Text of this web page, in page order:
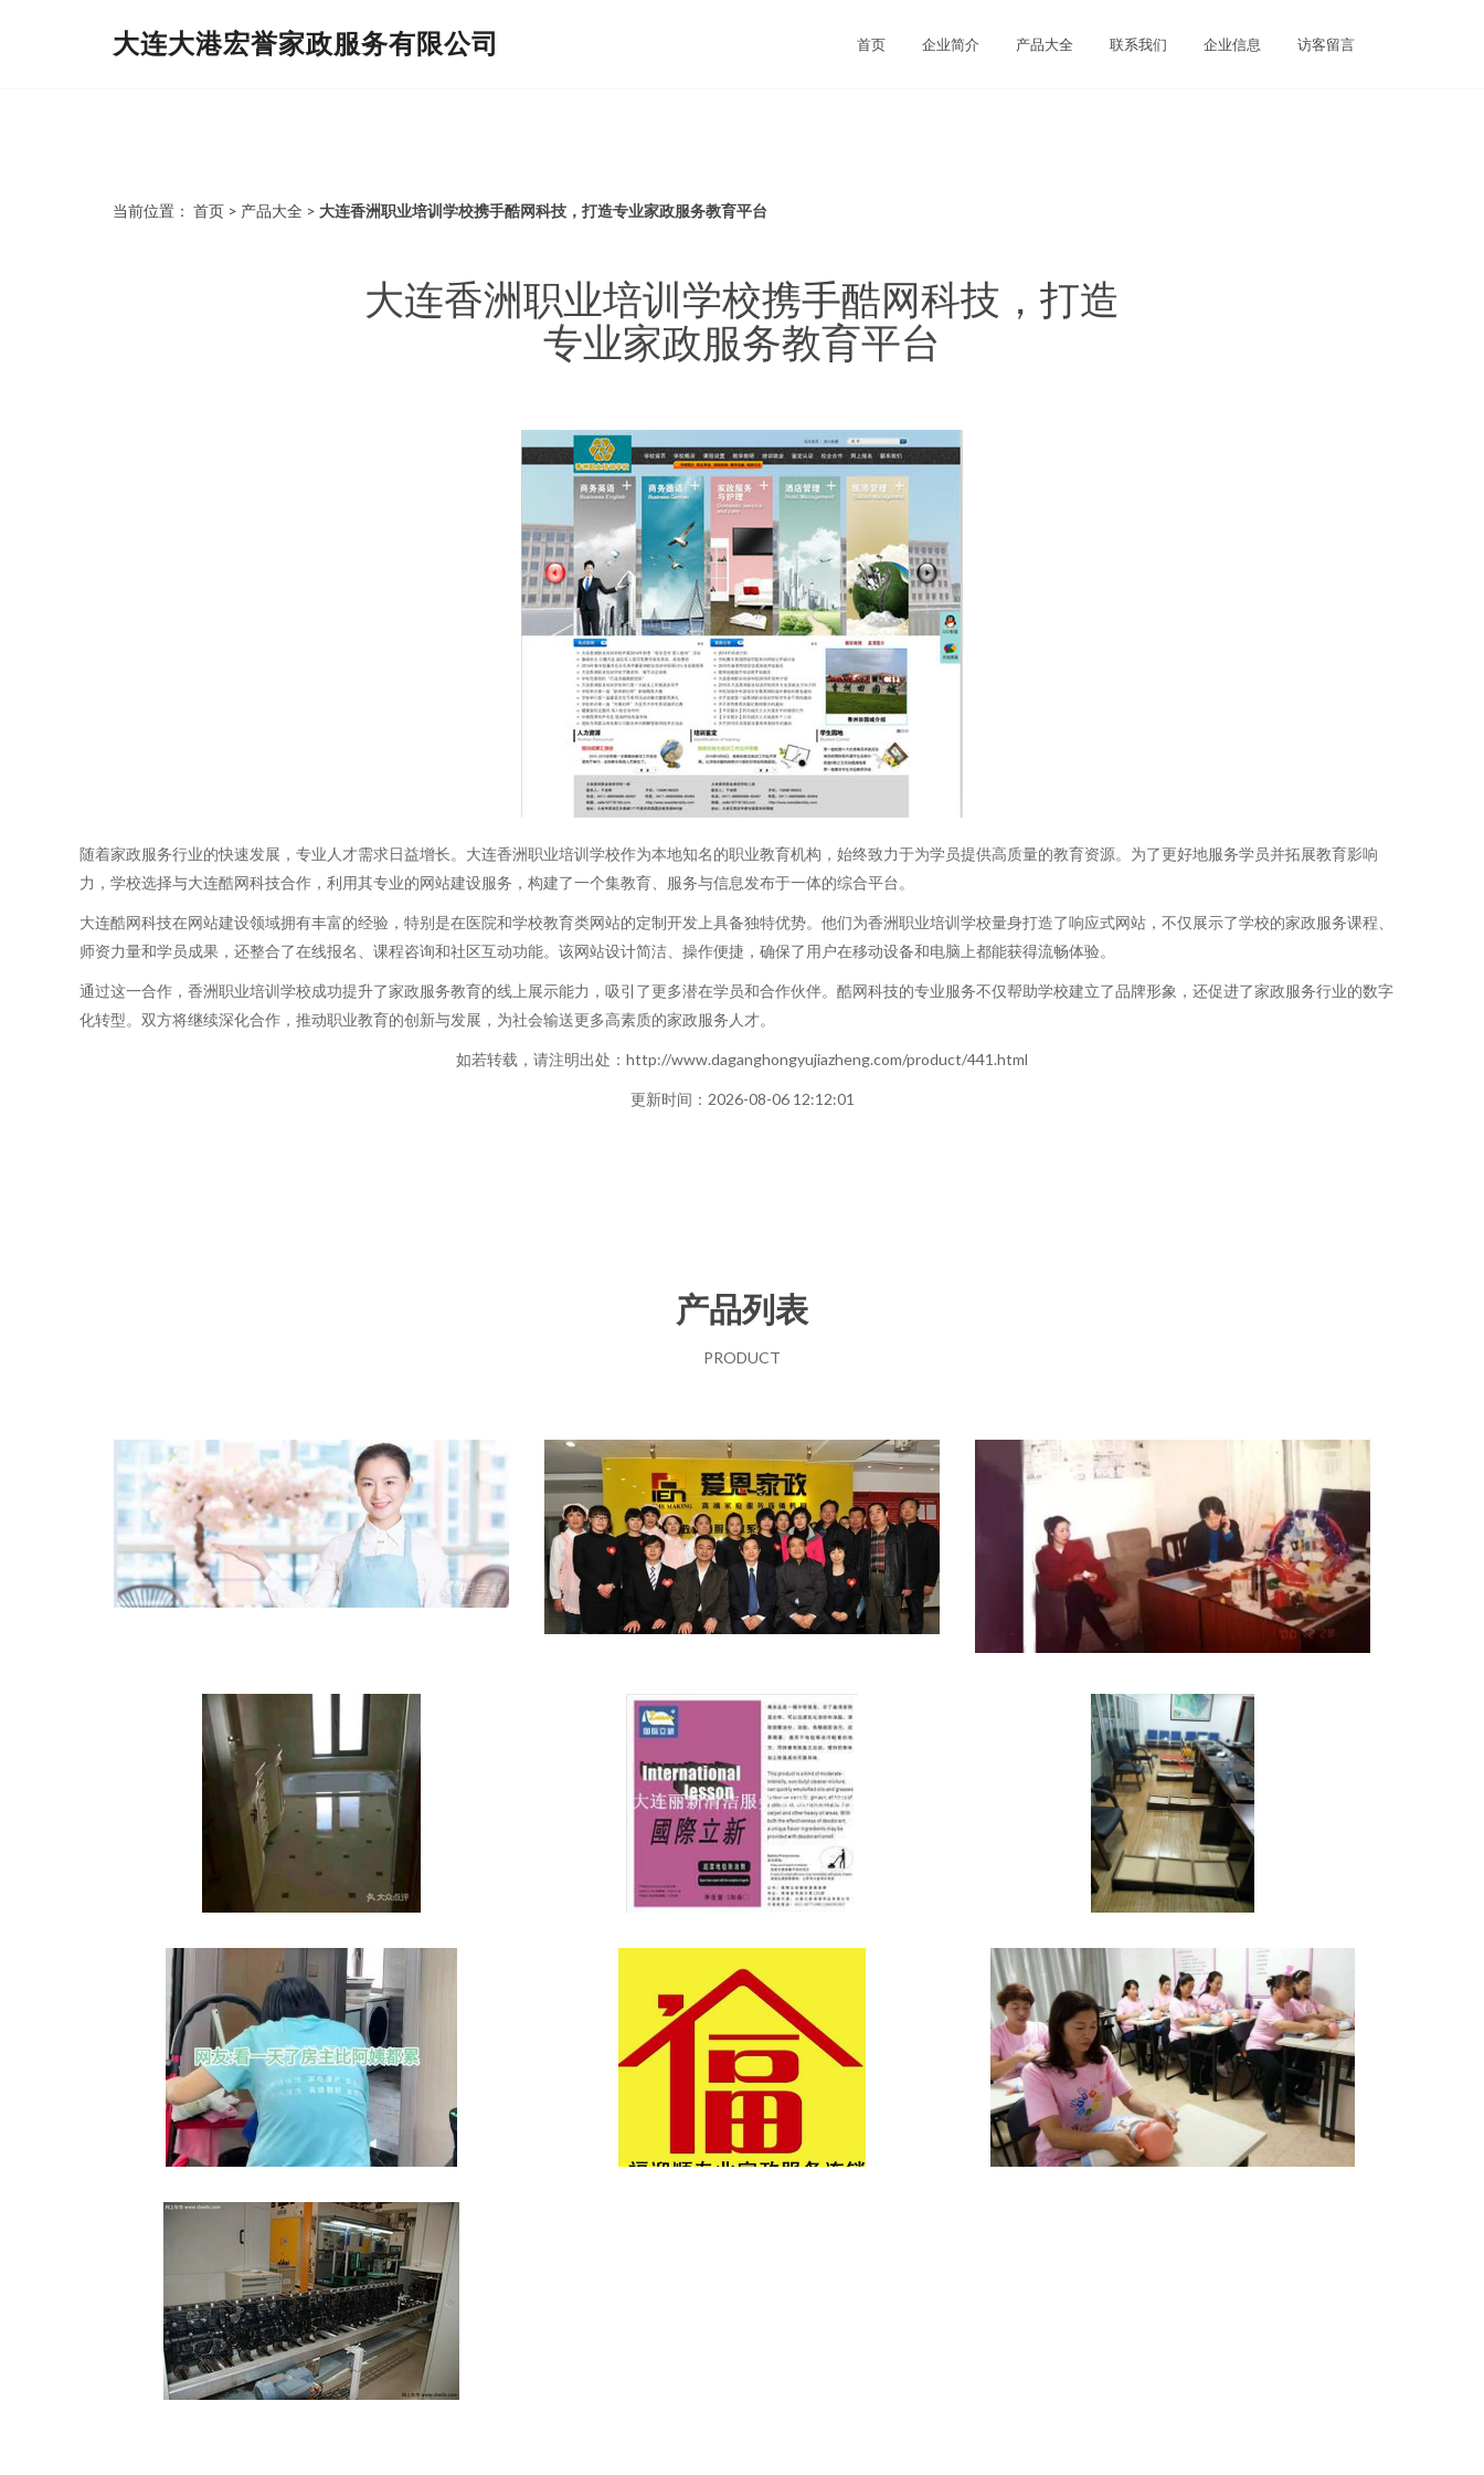
大连大港宏誉家政服务有限公司 首页 企业简介 产品大全 联系我们 企业信息 访客留言
当前位置： 首页 > 产品大全 > 大连香洲职业培训学校携手酷网科技，打造专业家政服务教育平台
大连香洲职业培训学校携手酷网科技，打造
专业家政服务教育平台
随着家政服务行业的快速发展，专业人才需求日益增长。大连香洲职业培训学校作为本地知名的职业教育机构，始终致力于为学员提供高质量的教育资源。为了更好地服务学员并拓展教育影响
力，学校选择与大连酷网科技合作，利用其专业的网站建设服务，构建了一个集教育、服务与信息发布于一体的综合平台。
大连酷网科技在网站建设领域拥有丰富的经验，特别是在医院和学校教育类网站的定制开发上具备独特优势。他们为香洲职业培训学校量身打造了响应式网站，不仅展示了学校的家政服务课程、
师资力量和学员成果，还整合了在线报名、课程咨询和社区互动功能。该网站设计简洁、操作便捷，确保了用户在移动设备和电脑上都能获得流畅体验。
通过这一合作，香洲职业培训学校成功提升了家政服务教育的线上展示能力，吸引了更多潜在学员和合作伙伴。酷网科技的专业服务不仅帮助学校建立了品牌形象，还促进了家政服务行业的数字
化转型。双方将继续深化合作，推动职业教育的创新与发展，为社会输送更多高素质的家政服务人才。
如若转载，请注明出处：http://www.daganghongyujiazheng.com/product/441.html
更新时间：2026-08-06 12:12:01
产品列表
PRODUCT